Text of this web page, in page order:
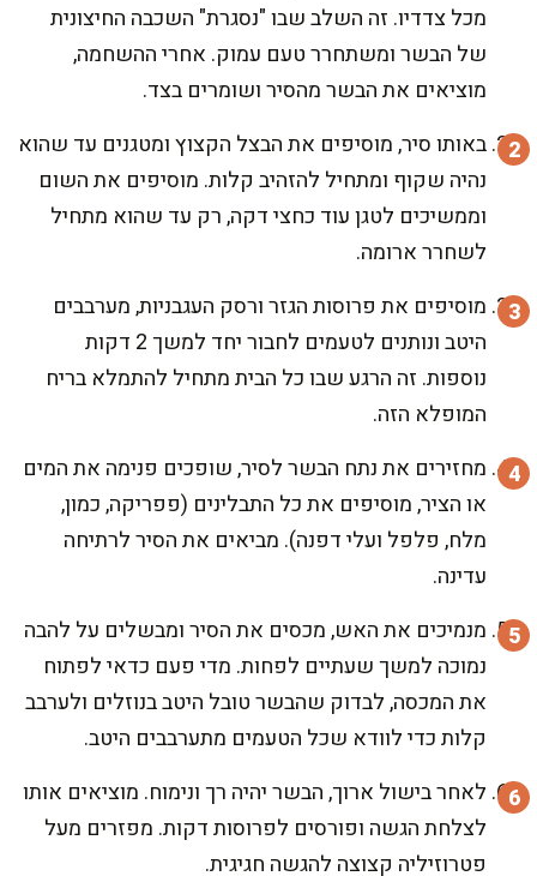
מכל צדדיו. זה השלב שבו "נסגרת" השכבה החיצונית
של הבשר ומשתחרר טעם עמוק. אחרי ההשחמה,
מוציאים את הבשר מהסיר ושומרים בצד.
באותו סיר, מוסיפים את הבצל הקצוץ ומטגנים עד שהוא
נהיה שקוף ומתחיל להזהיב קלות. מוסיפים את השום
וממשיכים לטגן עוד כחצי דקה, רק עד שהוא מתחיל
לשחרר ארומה.
מוסיפים את פרוסות הגזר ורסק העגבניות, מערבבים
היטב ונותנים לטעמים לחבור יחד למשך 2 דקות
נוספות. זה הרגע שבו כל הבית מתחיל להתמלא בריח
המופלא הזה.
מחזירים את נתח הבשר לסיר, שופכים פנימה את המים
או הציר, מוסיפים את כל התבלינים (פפריקה, כמון,
מלח, פלפל ועלי דפנה). מביאים את הסיר לרתיחה
עדינה.
מנמיכים את האש, מכסים את הסיר ומבשלים על להבה
נמוכה למשך שעתיים לפחות. מדי פעם כדאי לפתוח
את המכסה, לבדוק שהבשר טובל היטב בנוזלים ולערבב
קלות כדי לוודא שכל הטעמים מתערבבים היטב.
לאחר בישול ארוך, הבשר יהיה רך ונימוח. מוציאים אותו
לצלחת הגשה ופורסים לפרוסות דקות. מפזרים מעל
פטרוזיליה קצוצה להגשה חגיגית.